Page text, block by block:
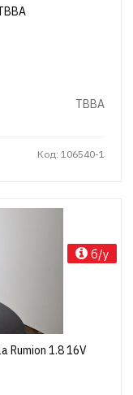
TBBA
Код: 106540-1
Rumion 1.8 16V
б/у